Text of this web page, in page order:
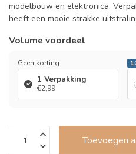
modelbouw en elektronica.
heeft een mooie strakke
Volume voordeel
Geen korting
1 Verpakking
€2,99
Toevoegen